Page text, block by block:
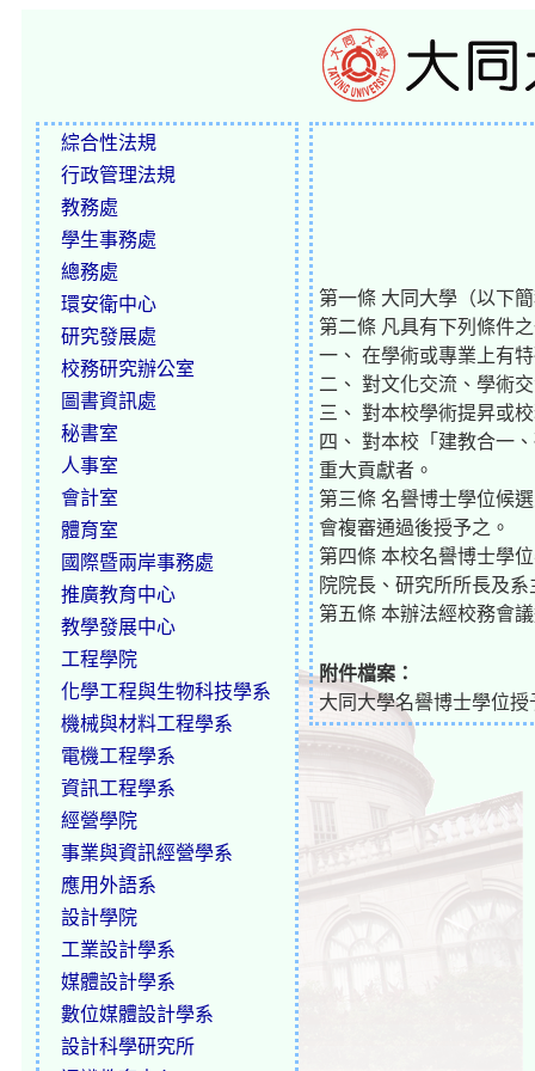
綜合性法規
行政管理法規
教務處
學生事務處
總務處
環安衛中心
研究發展處
校務研究辦公室
圖書資訊處
秘書室
人事室
會計室
體育室
國際暨兩岸事務處
推廣教育中心
教學發展中心
工程學院
化學工程與生物科技學系
機械與材料工程學系
電機工程學系
資訊工程學系
經營學院
事業與資訊經營學系
應用外語系
設計學院
工業設計學系
媒體設計學系
數位媒體設計學系
設計科學研究所
第一條 大同大學（以下
第二條 凡具有下列條件
一、 在學術或專業上有
二、 對文化交流、學術
三、 對本校學術提昇或
四、 對本校「建教合一
重大貢獻者。
第三條 名譽博士學位候
會複審通過後授予之。
第四條 本校名譽博士學
院院長、研究所所長及
第五條 本辦法經校務會
附件檔案：
大同大學名譽博士學位授